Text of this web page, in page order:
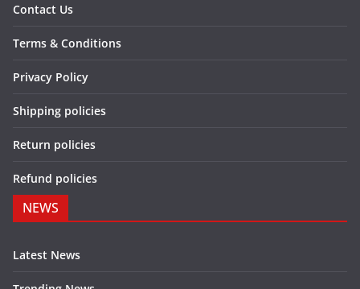
Contact Us
Terms & Conditions
Privacy Policy
Shipping policies
Return policies
Refund policies
NEWS
Latest News